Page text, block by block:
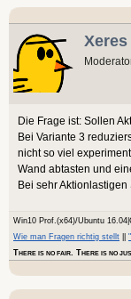
Xeres
Die Frage ist: Sollen
Bei Variante 3
nicht so viel
Wand abtasten und
Bei sehr
Win10 Prof.(x64)/Ubuntu
Wie man Fragen richtig stellt
THERE IS NO FAIR . THERE IS NO